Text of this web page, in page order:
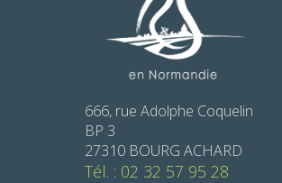
666, rue Adolphe Coquelin
BP 3
27310 BOURG ACHARD
Tél. : 02 32 57 95 28